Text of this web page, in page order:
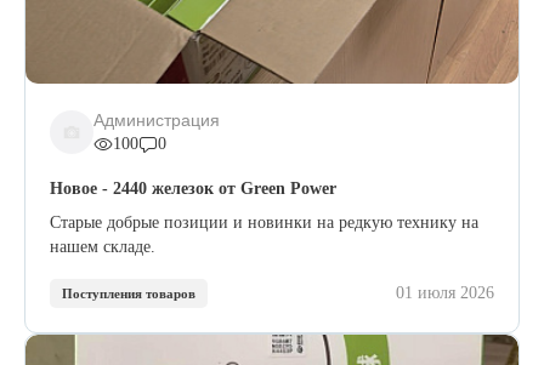
Администрация
100 0
Новое - 2440 железок от Green Power
Старые добрые позиции и новинки на редкую технику на
нашем складе.
Поступления товаров 01 июля 2026